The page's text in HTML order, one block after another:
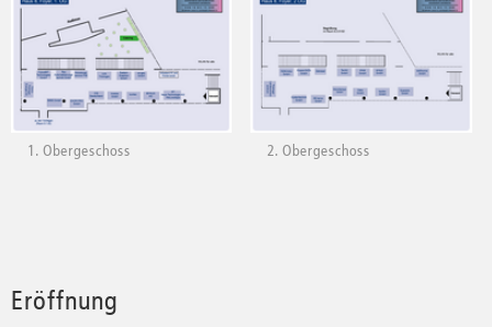
1. Obergeschoss 2. Obergeschoss
Eröffnung